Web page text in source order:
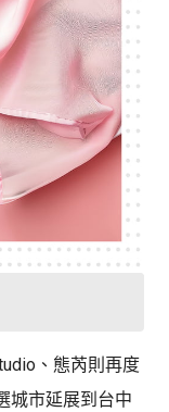
、態芮則再度
城市延展到台中